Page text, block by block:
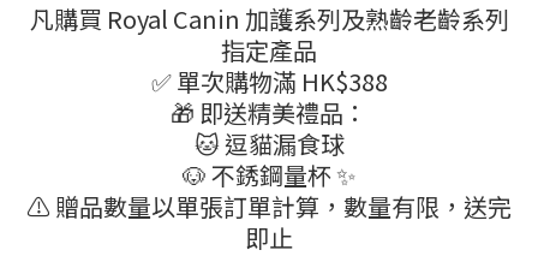
凡購買 Royal Canin 加護系列及熟齡老齡系列
指定產品
✅ 單次購物滿 HK$388
🎁 即送精美禮品：
🐱 逗貓漏食球
🐶 不銹鋼量杯 ✨
⚠️ 贈品數量以單張訂單計算，數量有限，送完
即止